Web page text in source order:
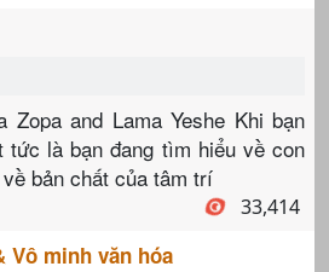
and Lama Yeshe Khi bạn
tức là bạn đang tìm hiểu về con
bản chất của tâm trí
33,414
Vô minh văn hóa